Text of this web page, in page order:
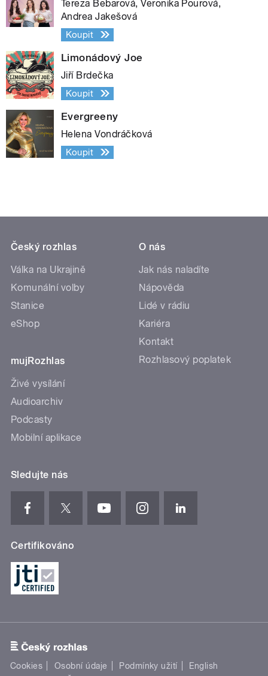
Tereza Bebarová, Veronika Pourová,
Andrea Jakešová
Koupit
Limonádový Joe
Jiří Brdečka
Koupit
Evergreeny
Helena Vondráčková
Koupit
Český rozhlas
Válka na Ukrajině
Komunální volby
Stanice
eShop
mujRozhlas
Živé vysílání
Audioarchiv
Podcasty
Mobilní aplikace
O nás
Jak nás naladíte
Nápověda
Lidé v rádiu
Kariéra
Kontakt
Rozhlasový poplatek
Sledujte nás
Certifikováno
Cookies Osobní údaje Podmínky užití
English